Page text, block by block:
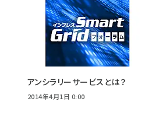
アンシラリーサービスとは？
2014年4月1日 0:00